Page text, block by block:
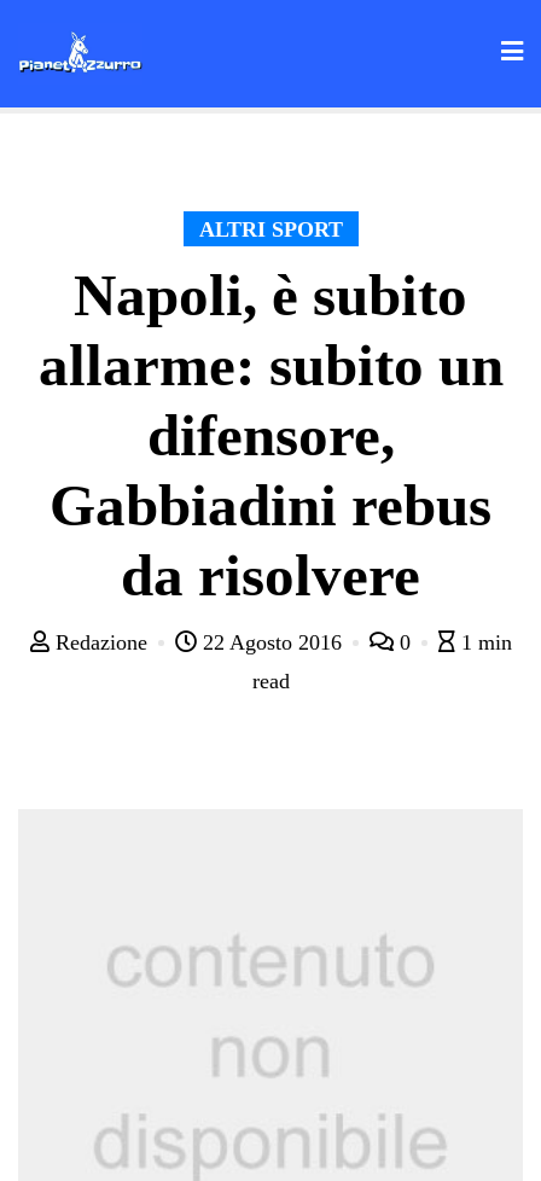
ALTRI SPORT
Napoli, è subito
allarme: subito un
difensore,
Gabbiadini rebus
da risolvere
Redazione 22 Agosto 2016 0
1 min
read